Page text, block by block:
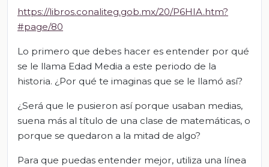
https://libros.conaliteg.gob.mx/20/P6HIA.htm?
#page/80
Lo primero que debes hacer es entender por qué
se le llama Edad Media a este periodo de la
historia. ¿Por qué te imaginas que se le llamó así?
¿Será que le pusieron así porque usaban medias,
suena más al título de una clase de matemáticas, o
porque se quedaron a la mitad de algo?
Para que puedas entender mejor, utiliza una línea